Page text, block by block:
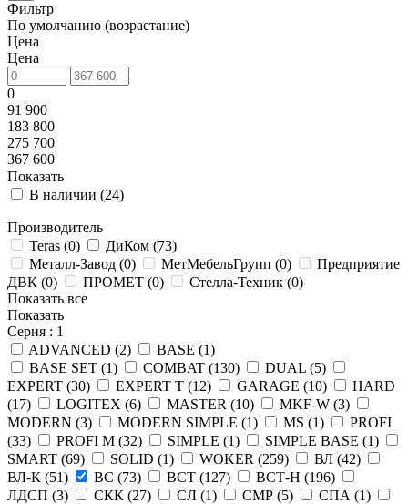
Фильтр
По умолчанию (возрастание)
Цена
Цена
0
91 900
183 800
275 700
367 600
Показать
В наличии (24)
Производитель
Teras (0) ДиКом (73)
Металл-Завод (0) МетМебельГрупп (0)
Предприятие
ДВК (0) ПРОМЕТ (0) Стелла-Техник (0)
Показать все
Показать
Серия : 1
ADVANCED (2) BASE (1)
BASE SET (1) COMBAT (130) DUAL (5)
EXPERT (30) EXPERT T (12) GARAGE (10)
HARD
(17) LOGITEX (6) MASTER (10) MKF-W (3)
MODERN (3) MODERN SIMPLE (1) MS (1)
PROFI
(33) PROFI M (32) SIMPLE (1) SIMPLE BASE (1)
SMART (69) SOLID (1) WOKER (259) ВЛ (42)
ВЛ-К (51) ВС (73) ВСТ (127) ВСТ-Н (196)
ЛДСП (3) СКК (27) СЛ (1) СМР (5) СПА (1)